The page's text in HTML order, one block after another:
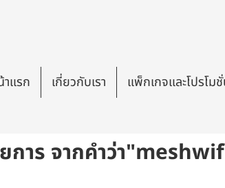
าแรก เกี่ยวกับเรา แพ็กเกจและโปรโม
การ จากคำว่า